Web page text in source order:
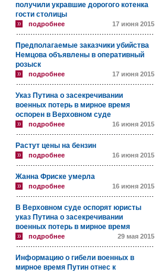
получили укравшие дорогого котенка
гости столицы
подробнее 17 июня 2015
Предполагаемые заказчики убийства
Немцова объявлены в оперативный
розыск
подробнее 17 июня 2015
Указ Путина о засекречивании
военных потерь в мирное время
оспорен в Верховном суде
подробнее 16 июня 2015
Растут цены на бензин
подробнее 16 июня 2015
Жанна Фриске умерла
подробнее 16 июня 2015
В Верховном суде оспорят юристы
указ Путина о засекречивании
военных потерь в мирное время
подробнее 29 мая 2015
Информацию о гибели военных в
мирное время Путин отнес к